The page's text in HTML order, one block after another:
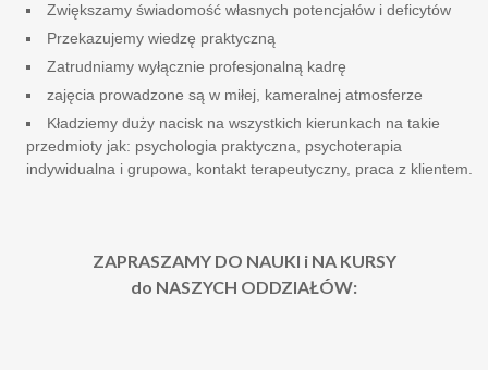
Zwiększamy świadomość własnych potencjałów i deficytów
Przekazujemy wiedzę praktyczną
Zatrudniamy wyłącznie profesjonalną kadrę
zajęcia prowadzone są w miłej, kameralnej atmosferze
Kładziemy duży nacisk na wszystkich kierunkach na takie
przedmioty jak: psychologia praktyczna, psychoterapia
indywidualna i grupowa, kontakt terapeutyczny, praca z klientem.
ZAPRASZAMY DO NAUKI i NA KURSY
do NASZYCH ODDZIAŁÓW: